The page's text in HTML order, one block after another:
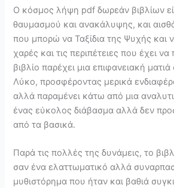
Ο κόσμος λήψη pdf δωρεάν βιβλίων
θαυμασμού και ανακάλυψης, και
που μπορώ να Ταξίδια της Ψυχής και
χαρές και τις περιπέτειες που έχει
βιβλίο παρέχει μια επιφανειακή
Λύκο, προσφέροντας μερικά
αλλά παραμένει κάτω από μια
ένας εύκολος διάβασμα αλλά δεν
από τα βασικά.
Παρά τις πολλές της δυνάμεις, το
σαν ένα ελαττωματικό αλλά
μυθιστόρημα που ήταν και βαθιά